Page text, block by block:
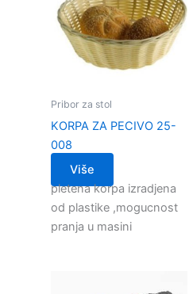
Pribor za stol
KORPA ZA PECIVO 25-
008
Više
pletena korpa izradjena
od plastike ,mogucnost
pranja u masini